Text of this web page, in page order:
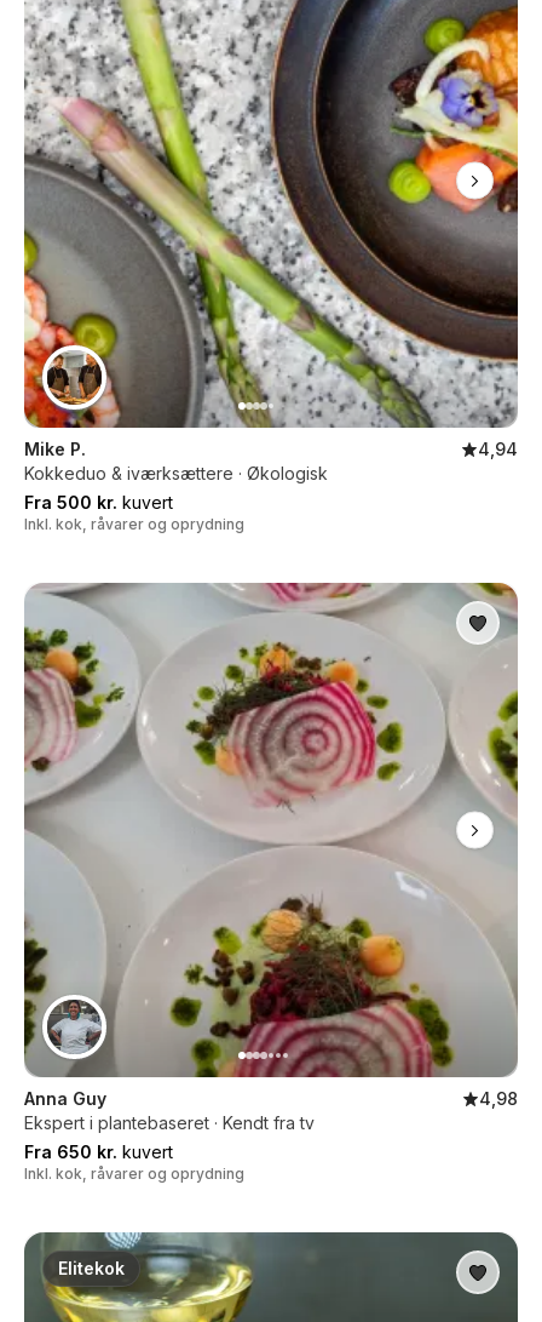
Mike P.
4,94
Kokkeduo & iværksættere · Økologisk
Fra 500 kr. kuvert
Inkl. kok, råvarer og oprydning
Anna Guy
4,98
Ekspert i plantebaseret · Kendt fra tv
Fra 650 kr. kuvert
Inkl. kok, råvarer og oprydning
Elitekok